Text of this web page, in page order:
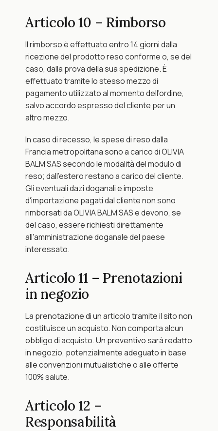
Articolo 10 – Rimborso
Il rimborso è effettuato entro 14 giorni dalla
ricezione del prodotto reso conforme o, se del
caso, dalla prova della sua spedizione. È
effettuato tramite lo stesso mezzo di
pagamento utilizzato al momento dell'ordine,
salvo accordo espresso del cliente per un
altro mezzo.
In caso di recesso, le spese di reso dalla
Francia metropolitana sono a carico di OLIVIA
BALM SAS secondo le modalità del modulo di
reso; dall'estero restano a carico del cliente.
Gli eventuali dazi doganali e imposte
d'importazione pagati dal cliente non sono
rimborsati da OLIVIA BALM SAS e devono, se
del caso, essere richiesti direttamente
all'amministrazione doganale del paese
interessato.
Articolo 11 – Prenotazioni
in negozio
La prenotazione di un articolo tramite il sito non
costituisce un acquisto. Non comporta alcun
obbligo di acquisto. Un preventivo sarà redatto
in negozio, potenzialmente adeguato in base
alle convenzioni mutualistiche o alle offerte
100% salute.
Articolo 12 –
Responsabilità